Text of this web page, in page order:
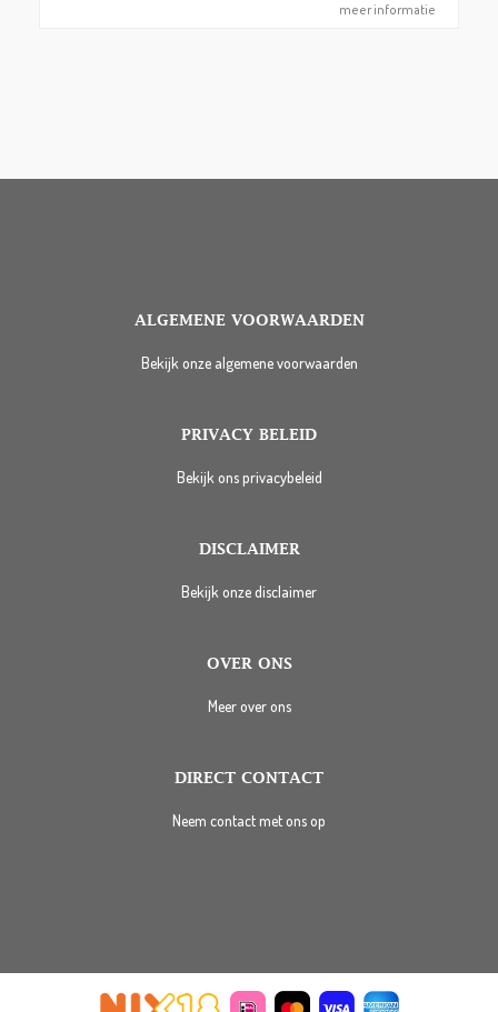
meer informatie
ALGEMENE VOORWAARDEN
Bekijk onze algemene voorwaarden
PRIVACY BELEID
Bekijk ons privacybeleid
DISCLAIMER
Bekijk onze disclaimer
OVER ONS
Meer over ons
DIRECT CONTACT
Neem contact met ons op